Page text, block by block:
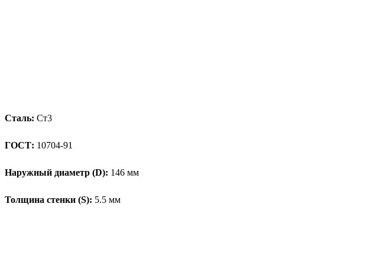
Сталь: Ст3
ГОСТ: 10704-91
Наружный диаметр (D): 146 мм
Толщина стенки (S): 5.5 мм